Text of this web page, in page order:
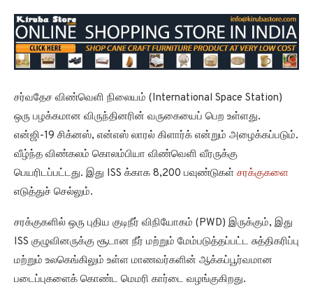
சர்வதேச விண்வெளி நிலையம் (International Space Station)
ஒரு பழக்கமான விருந்தினரின் வருகையைப் பெற உள்ளது.
என்ஜி-19 சிக்னஸ், என்எஸ் லாரல் கிளார்க் என்றும் அழைக்கப்படும்.
வீழ்ந்த விண்கலம் கொலம்பியா விண்வெளி வீரருக்கு
பெயரிடப்பட்டது. இது ISS க்காக 8,200 பவுண்டுகள் சரக்குகளை
எடுத்துச் செல்லும்.
சரக்குகளில் ஒரு புதிய குடிநீர் விநியோகம் (PWD) இருக்கும், இது
ISS குழுவினருக்கு சூடான நீர் மற்றும் மேம்படுத்தப்பட்ட சுத்திகரிப்பு
மற்றும் உலகெங்கிலும் உள்ள மாணவர்களின் ஆக்கப்பூர்வமான
படைப்புகளைக் கொண்ட மெமரி கார்டை வழங்குகிறது.